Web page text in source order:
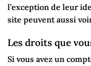
l’exception de leur
site peuvent aussi
Les droits que
Si vous avez un